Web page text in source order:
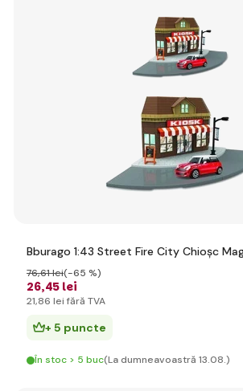
Bburago 1:43 Street Fire City Chioșc
26,45 lei
76,61 lei(-65 %)
21,86 lei fără TVA
+ 5 puncte
În stoc > 5 buc(La dumneavoastră 13.08.)